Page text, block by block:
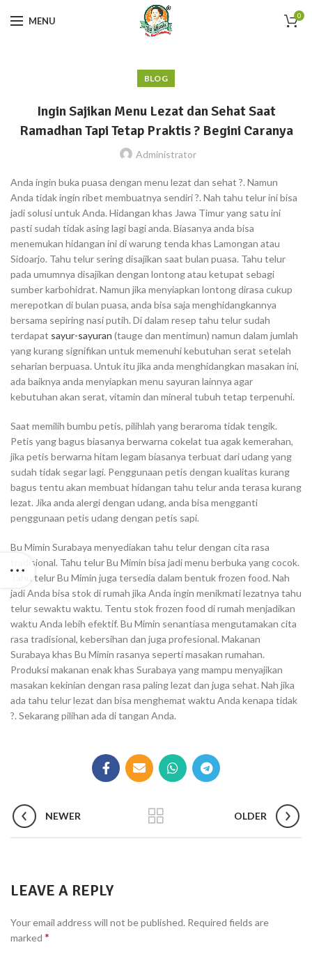
MENU 0
BLOG
Ingin Sajikan Menu Lezat dan Sehat Saat
Ramadhan Tapi Tetap Praktis ? Begini Caranya
Administrator
Anda ingin buka puasa dengan menu lezat dan sehat ?. Namun
Anda tidak ingin ribet membuatnya sendiri ?. Nah tahu telur ini bisa
jadi solusi untuk Anda. Hidangan khas Jawa Timur yang satu ini
pasti sudah tidak asing lagi bagi anda. Biasanya anda bisa
menemukan hidangan ini di warung tenda khas Lamongan atau
Sidoarjo. Tahu telur sering disajikan saat bulan puasa. Tahu telur
pada umumnya disajikan dengan lontong atau ketupat sebagi
sumber karbohidrat. Namun jika menyiapkan lontong dirasa cukup
merepotkan di bulan puasa, anda bisa saja menghidangkannya
bersama sepiring nasi putih. Di dalam resep tahu telur sudah
terdapat sayur-sayuran (tauge dan mentimun) namun dalam jumlah
yang kurang signifikan untuk memenuhi kebutuhan serat setelah
seharian berpuasa. Untuk itu jika anda menghidangkan masakan ini,
ada baiknya anda menyiapkan menu sayuran lainnya agar
kebutuhan akan serat, vitamin dan mineral tubuh tetap terpenuhi.
Saat memilih bumbu petis, pilihlah yang beraroma tidak tengik.
Petis yang bagus biasanya berwarna cokelat tua agak kemerahan,
jika petis berwarna hitam legam biasanya terbuat dari udang yang
sudah tidak segar lagi. Penggunaan petis dengan kualitas kurang
bagus tentu akan membuat hidangan tahu telur anda terasa kurang
lezat. Jika anda alergi dengan udang, anda bisa mengganti
penggunaan petis udang dengan petis sapi.
Bu Mimin Surabaya menyediakan tahu telur dengan cita rasa
tradisional. Tahu telur Bu Mimin bisa jadi menu berbuka yang cocok.
Tahu telur Bu Mimin juga tersedia dalam bentuk frozen food. Nah
jadi Anda bisa stok di rumah jika Anda ingin menikmati lezatnya tahu
telur sewaktu waktu. Tentu stok frozen food di rumah menjadikan
waktu Anda lebih efektif. Bu Mimin senantiasa mengutamakan cita
rasa tradisional, kebersihan dan juga profesional. Makanan
Surabaya khas Bu Mimin rasanya seperti masakan rumahan.
Produksi makanan enak khas Surabaya yang mampu menyajikan
masakan kekinian dengan rasa paling lezat dan juga sehat. Nah jika
ada tahu telur lezat dan bisa menghemat waktu Anda kenapa tidak
?. Sekarang pilihan ada di tangan Anda.
NEWER OLDER
LEAVE A REPLY
Your email address will not be published. Required fields are
marked *